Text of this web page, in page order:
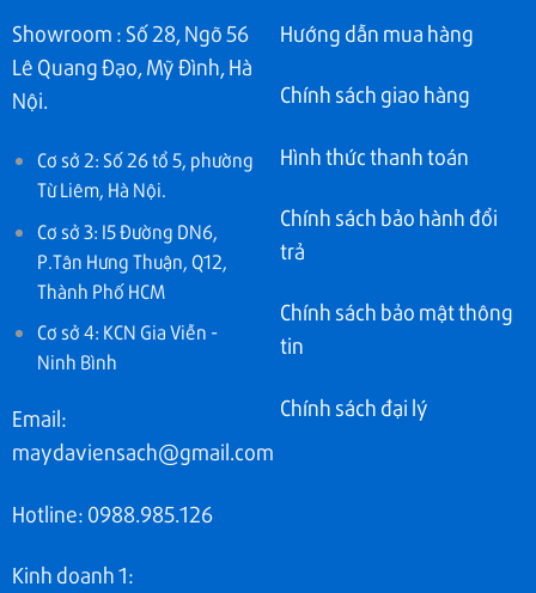
Showroom : Số 28, Ngõ 56
Lê Quang Đạo, Mỹ Đình, Hà
Nội.
Cơ sở 2: Số 26 tổ 5, phường
Từ Liêm, Hà Nội.
Cơ sở 3: I5 Đường DN6,
P.Tân Hưng Thuận, Q12,
Thành Phố HCM
Cơ sở 4: KCN Gia Viễn -
Ninh Bình
Email:
maydaviensach@gmail.com
Hotline: 0988.985.126
Kinh doanh 1:
Hướng dẫn mua hàng
Chính sách giao hàng
Hình thức thanh toán
Chính sách bảo hành đổi
trả
Chính sách bảo mật thông
tin
Chính sách đại lý